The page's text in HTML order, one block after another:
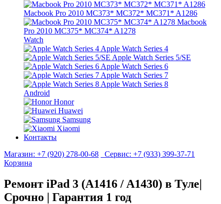
Macbook Pro 2010 MC373* MC372* MC371* A1286
Macbook
Pro 2010 MC375* MC374* A1278
Watch
Apple Watch Series 4
Apple Watch Series 5/SE
Apple Watch Series 6
Apple Watch Series 7
Apple Watch Series 8
Android
Honor
Huawei
Samsung
Xiaomi
Контакты
Магазин: +7 (920) 278-00-68 Сервис: +7 (933) 399-37-71
Корзина
Ремонт iPad 3 (A1416 / A1430) в Туле|
Срочно | Гарантия 1 год